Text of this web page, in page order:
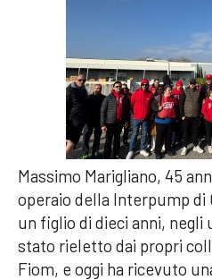
Massimo Marigliano, 45
operaio della Interpump di
un figlio di dieci anni, negli
stato rieletto dai propri
Fiom, e oggi ha ricevuto